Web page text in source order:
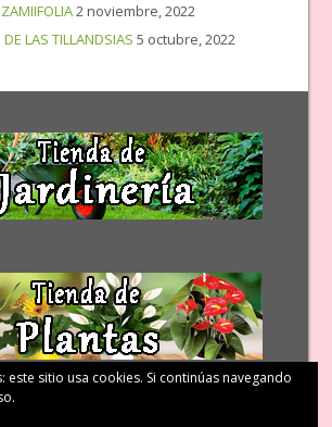
2 noviembre, 2022
LAS TILLANDSIAS 5 octubre, 2022
este sitio usa cookies. Si continúas navegando